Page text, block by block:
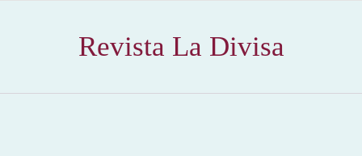
Revista La Divisa